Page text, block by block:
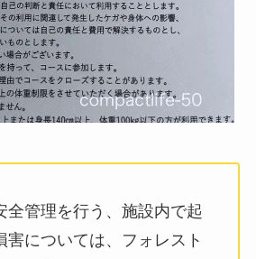
全管理を行う、施設内で起
害については、フォレスト